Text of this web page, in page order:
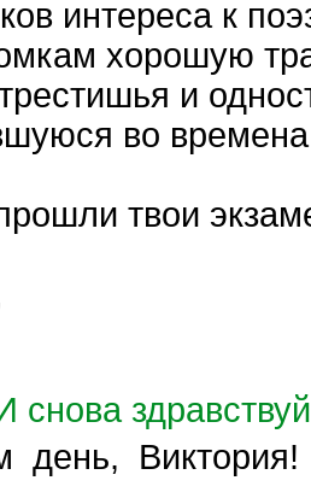
интереса к
хорошую
и
во
твои
снова
день, Виктория!